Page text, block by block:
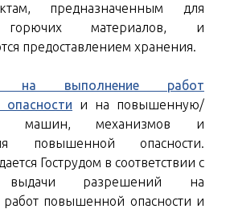
предназначенным для
горючих материалов, и
предоставлением хранения.
на выполнение работ
и на повышенную/
машин, механизмов и
повышенной опасности.
Гострудом в соответствии с
выдачи разрешений на
повышенной опасности и